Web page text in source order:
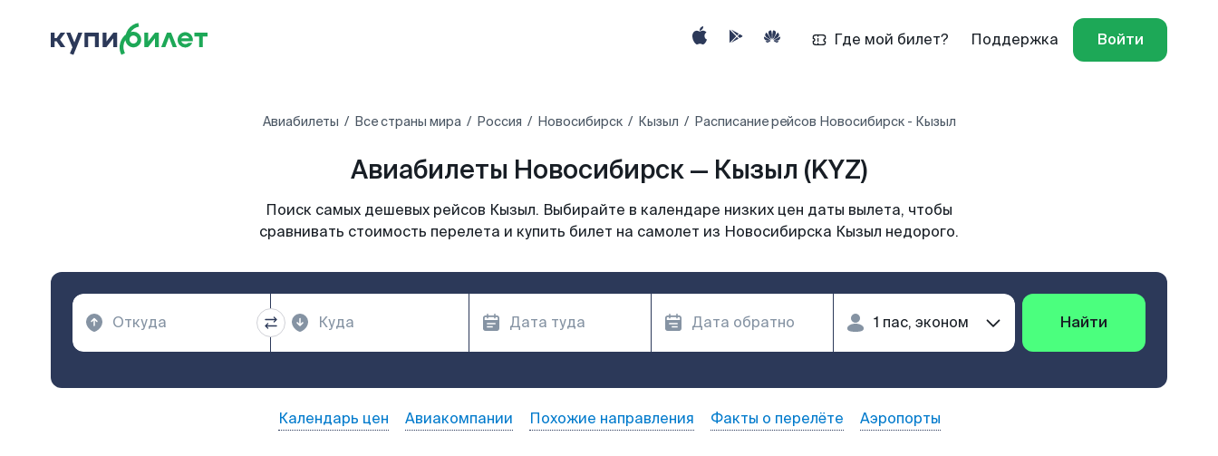
Где мой билет? Поддержка Войти
Авиабилеты Все страны мира Россия Новосибирск Кызыл Расписание рейсов Новосибирск - Кызыл
Авиабилеты Новосибирск — Кызыл (KYZ)
Поиск самых дешевых рейсов Кызыл. Выбирайте в календаре низких цен даты вылета, чтобы
сравнивать стоимость перелета и купить билет на самолет из Новосибирска Кызыл недорого.
Найти
Календарь цен Авиакомпании Похожие направления Факты о перелёте Аэропорты